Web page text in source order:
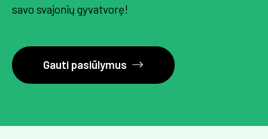
savo svajonių gyvatvorę!
Gauti pasiūlymus